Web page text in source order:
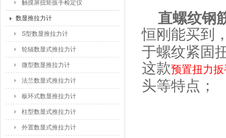
触摸屏扭矩扳手检定仪
数显推拉力计
S型数显推拉力计
轮辐数显式推拉力计
微型数显推拉力计
法兰数显式推拉力计
板环式数显推拉力计
柱型数显式推拉力计
外置数显式推拉力计
直螺纹钢
恒刚能买到
于螺纹紧固
这款预置扭力扳
头等特点；